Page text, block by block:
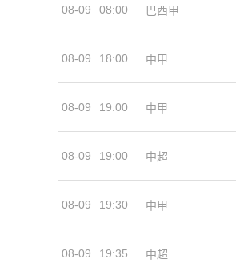
08-09 08:00 巴西甲
08-09 18:00 中甲
08-09 19:00 中甲
08-09 19:00 中超
08-09 19:30 中甲
08-09 19:35 中超